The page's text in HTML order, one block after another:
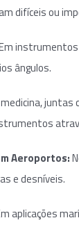
difíceis ou
instrumentos
ângulos.
Aeroportos:
e desníveis.
aplicações